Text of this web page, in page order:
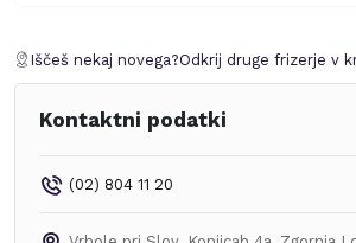
Iščeš nekaj novega?Odkrij druge frizerje v
Kontaktni podatki
(02) 804 11 20